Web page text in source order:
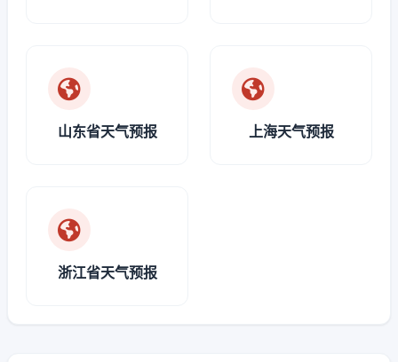
山东省天气预报 上海天气预报
浙江省天气预报